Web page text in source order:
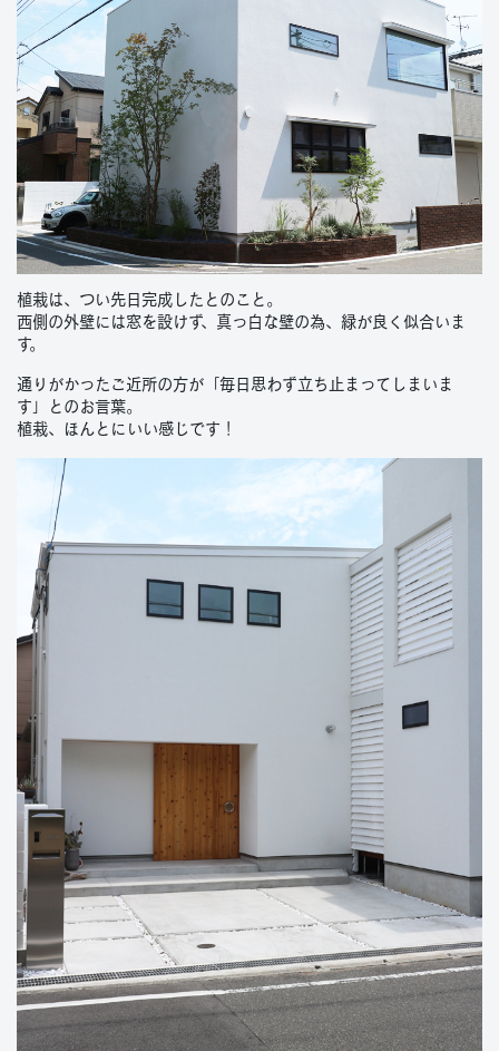
植栽は、つい先日完成したとのこと。
西側の外壁には窓を設けず、真っ白な壁の為、緑が良く似合いま
す。
通りがかったご近所の方が「毎日思わず立ち止まってしまいま
す」とのお言葉。
植栽、ほんとにいい感じです！